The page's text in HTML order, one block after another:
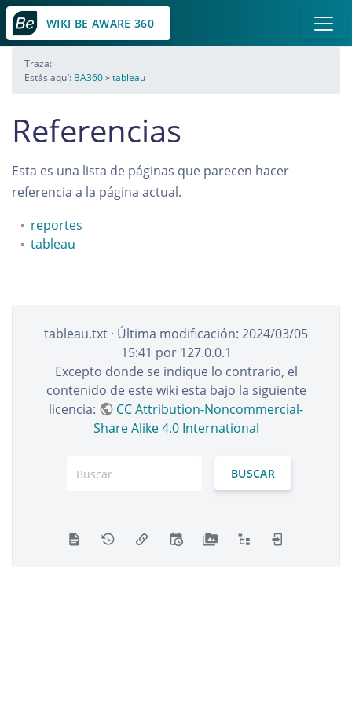
WIKI BE AWARE 360
Traza:
Estás aquí: BA360»tableau
Referencias
Esta es una lista de páginas que parecen hacer
referencia a la página actual.
reportes
tableau
tableau.txt · Última modificación: 2024/03/05
15:41 por 127.0.0.1
Excepto donde se indique lo contrario, el
contenido de este wiki esta bajo la siguiente
licencia:
CC Attribution-Noncommercial-
Share Alike 4.0 International
BUSCAR